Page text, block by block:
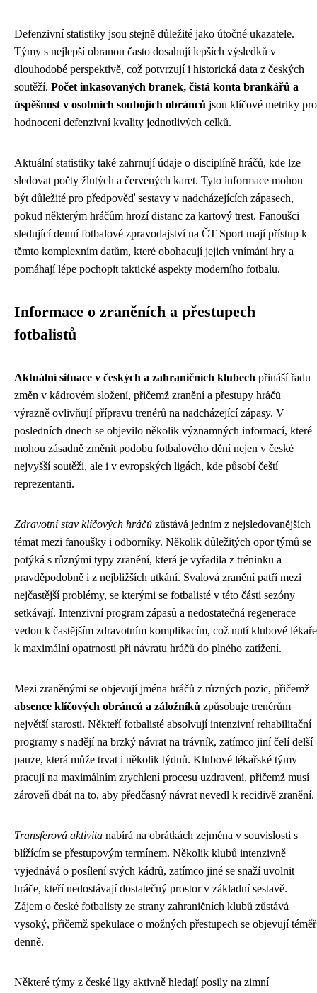
Defenzivní statistiky jsou stejně důležité jako útočné ukazatele.
Týmy s nejlepší obranou často dosahují lepších výsledků v
dlouhodobé perspektivě, což potvrzují i historická data z českých
soutěží. Počet inkasovaných branek, čistá konta brankářů a
úspěšnost v osobních soubojích obránců jsou klíčové metriky pro
hodnocení defenzivní kvality jednotlivých celků.
Aktuální statistiky také zahrnují údaje o disciplíně hráčů, kde lze
sledovat počty žlutých a červených karet. Tyto informace mohou
být důležité pro předpověď sestavy v nadcházejících zápasech,
pokud některým hráčům hrozí distanc za kartový trest. Fanoušci
sledující denní fotbalové zpravodajství na ČT Sport mají přístup k
těmto komplexním datům, které obohacují jejich vnímání hry a
pomáhají lépe pochopit taktické aspekty moderního fotbalu.
Informace o zraněních a přestupech
fotbalistů
Aktuální situace v českých a zahraničních klubech přináší řadu
změn v kádrovém složení, přičemž zranění a přestupy hráčů
výrazně ovlivňují přípravu trenérů na nadcházející zápasy. V
posledních dnech se objevilo několik významných informací, které
mohou zásadně změnit podobu fotbalového dění nejen v české
nejvyšší soutěži, ale i v evropských ligách, kde působí čeští
reprezentanti.
Zdravotní stav klíčových hráčů zůstává jedním z nejsledovanějších
témat mezi fanoušky i odborníky. Několik důležitých opor týmů se
potýká s různými typy zranění, která je vyřadila z tréninku a
pravděpodobně i z nejbližších utkání. Svalová zranění patří mezi
nejčastější problémy, se kterými se fotbalisté v této části sezóny
setkávají. Intenzivní program zápasů a nedostatečná regenerace
vedou k častějším zdravotním komplikacím, což nutí klubové lékaře
k maximální opatrnosti při návratu hráčů do plného zatížení.
Mezi zraněnými se objevují jména hráčů z různých pozic, přičemž
absence klíčových obránců a záložníků způsobuje trenérům
největší starosti. Někteří fotbalisté absolvují intenzivní rehabilitační
programy s nadějí na brzký návrat na trávník, zatímco jiní čelí delší
pauze, která může trvat i několik týdnů. Klubové lékařské týmy
pracují na maximálním zrychlení procesu uzdravení, přičemž musí
zároveň dbát na to, aby předčasný návrat nevedl k recidivě zranění.
Transferová aktivita nabírá na obrátkách zejména v souvislosti s
blížícím se přestupovým termínem. Několik klubů intenzivně
vyjednává o posílení svých kádrů, zatímco jiné se snaží uvolnit
hráče, kteří nedostávají dostatečný prostor v základní sestavě.
Zájem o české fotbalisty ze strany zahraničních klubů zůstává
vysoký, přičemž spekulace o možných přestupech se objevují téměř
denně.
Některé týmy z české ligy aktivně hledají posily na zimní